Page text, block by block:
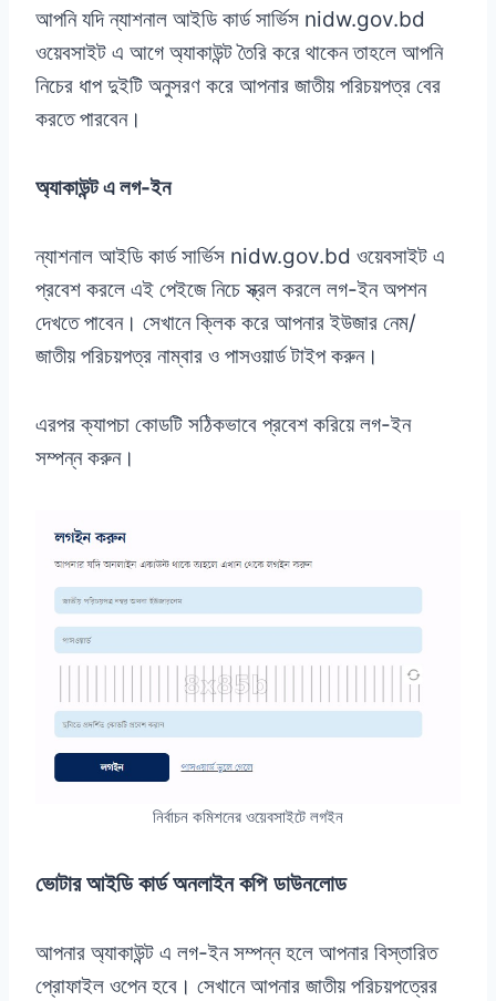
আপনি যদি ন্যাশনাল আইডি কার্ড সার্ভিস nidw.gov.bd
ওয়েবসাইট এ আগে অ্যাকাউন্ট তৈরি করে থাকেন তাহলে আপনি
নিচের ধাপ দুইটি অনুসরণ করে আপনার জাতীয় পরিচয়পত্র বের
করতে পারবেন।
অ্যাকাউন্ট এ লগ-ইন
ন্যাশনাল আইডি কার্ড সার্ভিস nidw.gov.bd ওয়েবসাইট এ
প্রবেশ করলে এই পেইজে নিচে স্ক্রল করলে লগ-ইন অপশন
দেখতে পাবেন। সেখানে ক্লিক করে আপনার ইউজার নেম/
জাতীয় পরিচয়পত্র নাম্বার ও পাসওয়ার্ড টাইপ করুন।
এরপর ক্যাপচা কোডটি সঠিকভাবে প্রবেশ করিয়ে লগ-ইন
সম্পন্ন করুন।
নির্বাচন কমিশনের ওয়েবসাইটে লগইন
ভোটার আইডি কার্ড অনলাইন কপি ডাউনলোড
আপনার অ্যাকাউন্ট এ লগ-ইন সম্পন্ন হলে আপনার বিস্তারিত
প্রোফাইল ওপেন হবে। সেখানে আপনার জাতীয় পরিচয়পত্রের